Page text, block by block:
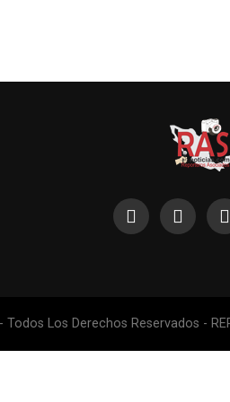
Los Derechos Reservados -